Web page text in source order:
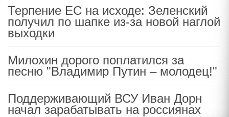
Терпение ЕС на исходе: Зеленский
получил по шапке из-за новой наглой
выходки
Милохин дорого поплатился за
песню "Владимир Путин – молодец!"
Поддерживающий ВСУ Иван Дорн
начал зарабатывать на россиянах